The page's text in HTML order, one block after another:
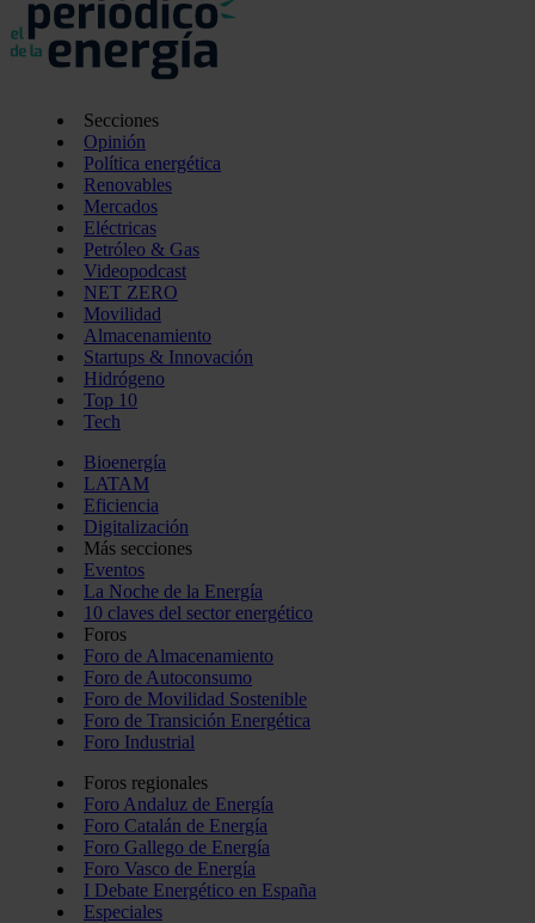
Secciones
Opinión
Política energética
Renovables
Mercados
Eléctricas
Petróleo & Gas
Videopodcast
NET ZERO
Movilidad
Almacenamiento
Startups & Innovación
Hidrógeno
Top 10
Tech
Bioenergía
LATAM
Eficiencia
Digitalización
Más secciones
Eventos
La Noche de la Energía
10 claves del sector energético
Foros
Foro de Almacenamiento
Foro de Autoconsumo
Foro de Movilidad Sostenible
Foro de Transición Energética
Foro Industrial
Foros regionales
Foro Andaluz de Energía
Foro Catalán de Energía
Foro Gallego de Energía
Foro Vasco de Energía
I Debate Energético en España
Especiales